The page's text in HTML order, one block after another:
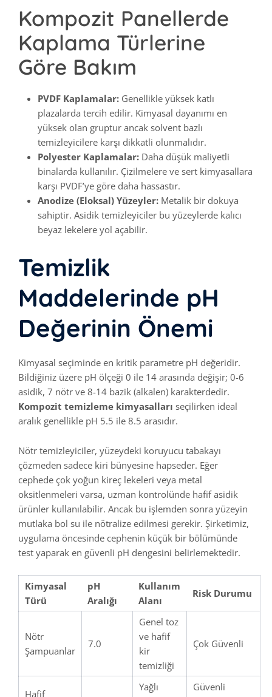
Kompozit Panellerde
Kaplama Türlerine
Göre Bakım
PVDF Kaplamalar: Genellikle yüksek katlı
plazalarda tercih edilir. Kimyasal dayanımı en
yüksek olan gruptur ancak solvent bazlı
temizleyicilere karşı dikkatli olunmalıdır.
Polyester Kaplamalar: Daha düşük maliyetli
binalarda kullanılır. Çizilmelere ve sert kimyasallara
karşı PVDF’ye göre daha hassastır.
Anodize (Eloksal) Yüzeyler: Metalik bir dokuya
sahiptir. Asidik temizleyiciler bu yüzeylerde kalıcı
beyaz lekelere yol açabilir.
Temizlik
Maddelerinde pH
Değerinin Önemi
Kimyasal seçiminde en kritik parametre pH değeridir.
Bildiğiniz üzere pH ölçeği 0 ile 14 arasında değişir; 0-6
asidik, 7 nötr ve 8-14 bazik (alkalen) karakterdedir.
Kompozit temizleme kimyasalları seçilirken ideal
aralık genellikle pH 5.5 ile 8.5 arasıdır.
Nötr temizleyiciler, yüzeydeki koruyucu tabakayı
çözmeden sadece kiri bünyesine hapseder. Eğer
cephede çok yoğun kireç lekeleri veya metal
oksitlenmeleri varsa, uzman kontrolünde hafif asidik
ürünler kullanılabilir. Ancak bu işlemden sonra yüzeyin
mutlaka bol su ile nötralize edilmesi gerekir. Şirketimiz,
uygulama öncesinde cephenin küçük bir bölümünde
test yaparak en güvenli pH dengesini belirlemektedir.
Kimyasal
Türü
pH
Aralığı
Kullanım
Alanı
Risk Durumu
Nötr
Şampuanlar
7.0
Genel toz
ve hafif
kir
temizliği
Çok Güvenli
Hafif
Yağlı
Güvenli